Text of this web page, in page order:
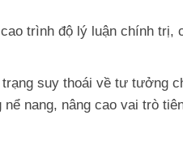
trình độ lý luận chính trị,
suy thoái về tư tưởng
nang, nâng cao vai trò